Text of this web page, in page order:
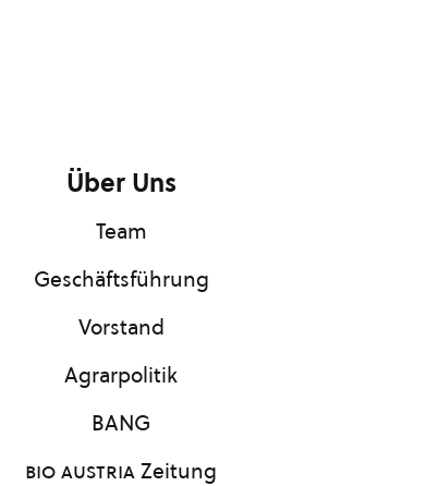
Über Uns
Team
Geschäftsführung
Vorstand
Agrarpolitik
BANG
bio austriaZeitung